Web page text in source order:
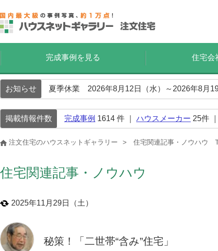
完成事例を見る 住宅会
お知らせ 夏季休業 2026年8月12日（水）～2026年8月
掲載情報件数 完成事例 1614 件 ｜ ハウスメーカー 25件
注文住宅のハウスネットギャラリー 住宅関連記事・ノウハウ
住宅関連記事・ノウハウ
2025年11月29日（土）
秘策！「二世帯“含み”住宅」